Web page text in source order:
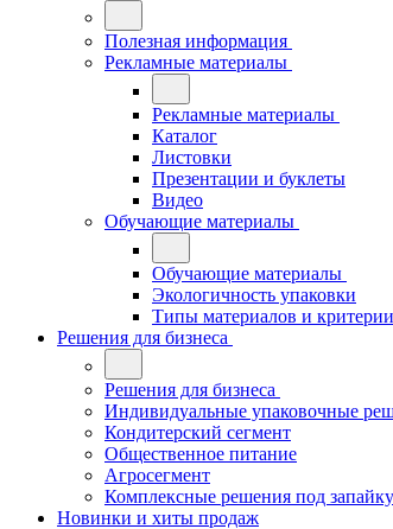
Полезная информация
Рекламные материалы
Рекламные материалы
Каталог
Листовки
Презентации и буклеты
Видео
Обучающие материалы
Обучающие материалы
Экологичность упаковки
Типы материалов и критерии
Решения для бизнеса
Решения для бизнеса
Индивидуальные упаковочные
Кондитерский сегмент
Общественное питание
Агросегмент
Комплексные решения под запайку
Новинки и хиты продаж